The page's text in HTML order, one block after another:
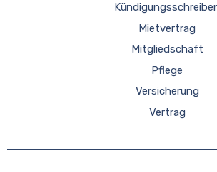
Mietvertrag
Mitgliedschaft
Pflege
Versicherung
Vertrag